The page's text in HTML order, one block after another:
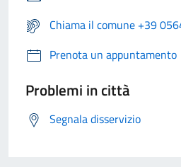
Chiama il comune +39
Prenota un appuntamento
Problemi in città
Segnala disservizio